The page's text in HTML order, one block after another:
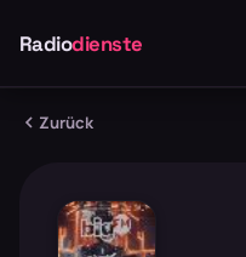
Radiodienste
Zurück